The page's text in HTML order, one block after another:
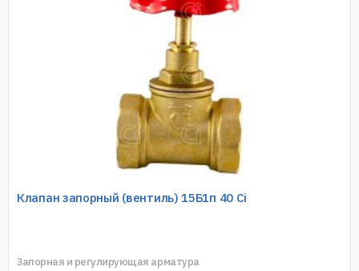
Клапан запорный (вентиль) 15Б1п 40 Ci
Запорная и регулирующая арматура